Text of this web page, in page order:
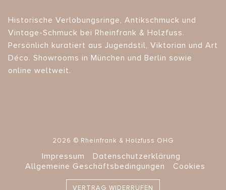
Historische Verlobungsringe, Antikschmuck und
Vintage-Schmuck bei Rheinfrank & Holzfuss.
Persönlich kuratiert aus Jugendstil, Viktorian und Art
Déco. Showrooms in München und Berlin sowie
online weltweit.
2026 © Rheinfrank & Holzfuss OHG
Impressum
Datenschutzerklärung
Allgemeine Geschäftsbedingungen
Cookies
VERTRAG WIDERRUFEN